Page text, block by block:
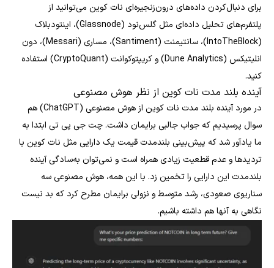
برای دنبال‌کردن داده‌های درون‌زنجیره‌ای نات کوین می‌توانید از
پلتفرم‌های تحلیل داده‌ای مثل گلس‌نود (Glassnode)، اینتودبلاک
(IntoTheBlock)، سانتیمنت (Santiment)، مساری (Messari)، دون
انلیتیکس (Dune Analytics) و کریپتوکوانت (CryptoQuant) استفاده
کنید.
آینده بلند مدت نات کوین از نظر هوش مصنوعی
در مورد آینده بلند مدت نات کوین از هوش مصنوعی (ChatGPT) هم
سوال پرسیدیم که جواب‌ جالبی برایمان داشت. چت جی پی تی ابتدا به
ما یادآور شد که پیش‌بینی بلندمدت قیمت یک دارایی مثل نات کوین با
تردیدها و عدم قطعیت زیادی همراه است و نمی‌توان به‌سادگی آینده
بلندمدت این دارایی را تخمین زد. با این همه، هوش مصنوعی سه
سناریوی صعودی، رشد متوسط و نزولی برایمان مطرح کرد که بد نیست
نگاهی به آنها هم داشته باشیم.